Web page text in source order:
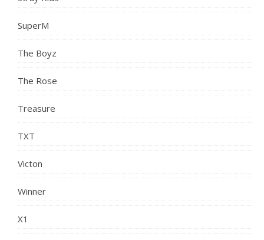
SuperM
The Boyz
The Rose
Treasure
TXT
Victon
Winner
X1